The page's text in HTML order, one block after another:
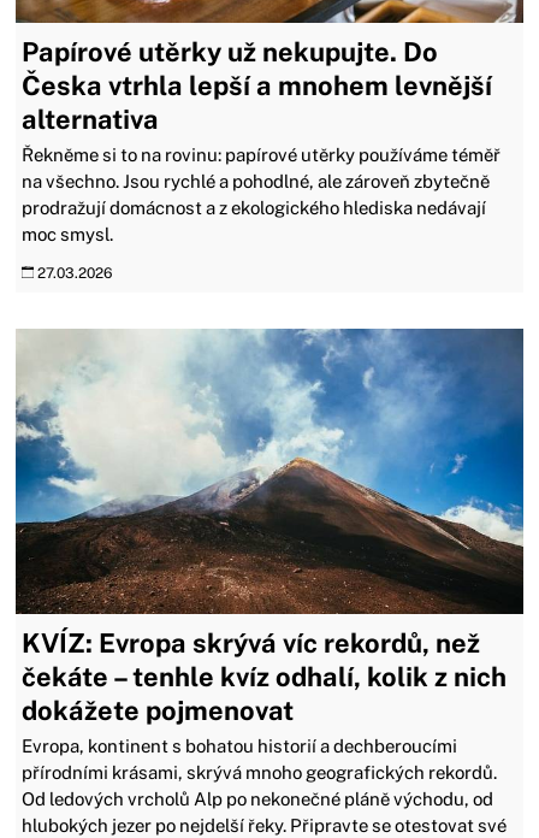
Papírové utěrky už nekupujte. Do
Česka vtrhla lepší a mnohem levnější
alternativa
Řekněme si to na rovinu: papírové utěrky používáme téměř
na všechno. Jsou rychlé a pohodlné, ale zároveň zbytečně
prodražují domácnost a z ekologického hlediska nedávají
moc smysl.
27.03.2026
KVÍZ: Evropa skrývá víc rekordů, než
čekáte – tenhle kvíz odhalí, kolik z nich
dokážete pojmenovat
Evropa, kontinent s bohatou historií a dechberoucími
přírodními krásami, skrývá mnoho geografických rekordů.
Od ledových vrcholů Alp po nekonečné pláně východu, od
hlubokých jezer po nejdelší řeky. Připravte se otestovat své